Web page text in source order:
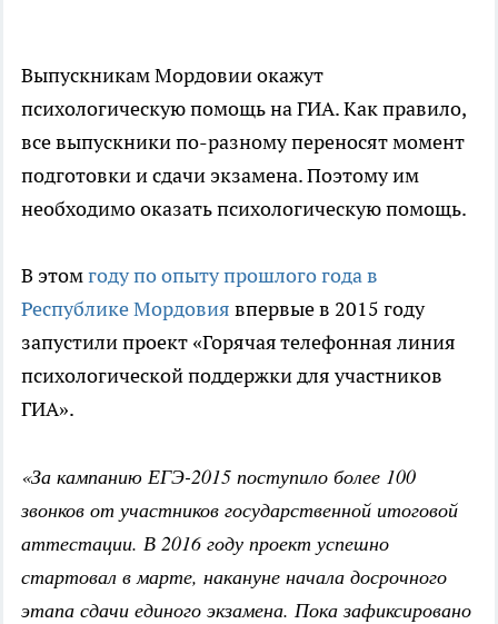
Выпускникам Мордовии окажут
психологическую помощь на ГИА. Как правило,
все выпускники по-разному переносят момент
подготовки и сдачи экзамена. Поэтому им
необходимо оказать психологическую помощь.
В этомгоду по опыту прошлого года в
Республике Мордовия впервые в 2015 году
запустили проект «Горячая телефонная линия
психологической поддержки для участников
ГИА».
«За кампанию ЕГЭ-2015 поступило более 100
звонков от участников государственной итоговой
аттестации. В 2016 году проект успешно
стартовал в марте, накануне начала досрочного
этапа сдачи единого экзамена. Пока зафиксировано